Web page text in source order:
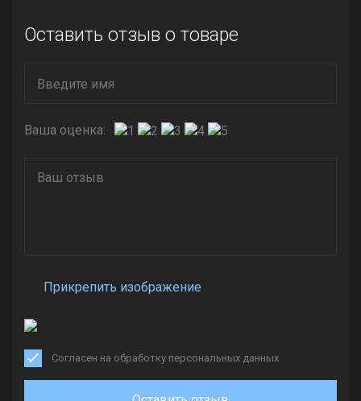
Оставить отзыв о товаре
Ваша оценка:
Прикрепить изображение
Согласен на обработку персональных данных